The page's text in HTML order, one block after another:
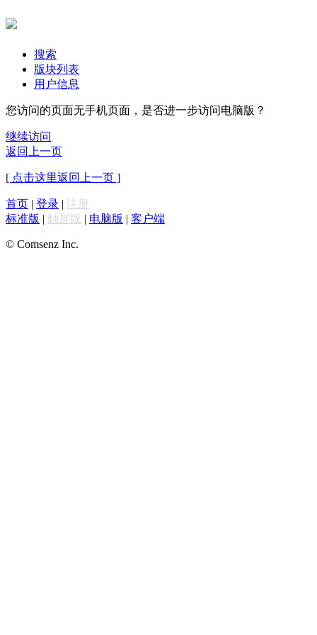
搜索
版块列表
用户信息
您访问的页面无手机页面，是否进一步访问电脑版？
继续访问
返回上一页
[ 点击这里返回上一页 ]
首页 | 登录 | 注册
标准版 | 触屏版 | 电脑版 | 客户端
© Comsenz Inc.